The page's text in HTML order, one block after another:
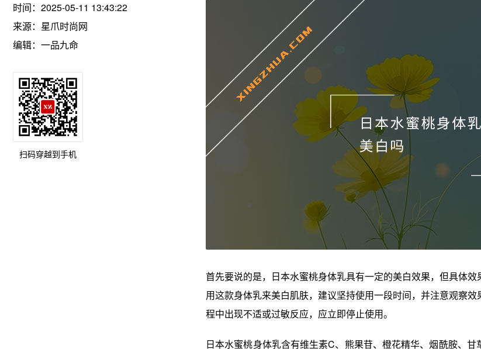
首先要说的是，日本水蜜桃身体乳具有一定的美白效果，但具体
用这款身体乳来美白肌肤，建议坚持使用一段时间，并注意观察
程中出现不适或过敏反应，应立即停止使用。
日本水蜜桃身体乳含有维生素C、熊果苷、橙花精华、烟酰胺、
时间：2025-05-11 13:43:22
来源： 星爪时尚网
编辑：一品九命
扫码穿越到手机